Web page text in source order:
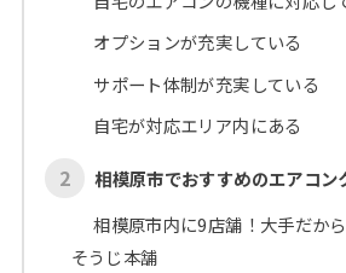
オプションが充実している
サポート体制が充実している
自宅が対応エリア内にある
2
相模原市でおすすめのエアコン
相模原市内に9店舗！大手だか
そうじ本舗